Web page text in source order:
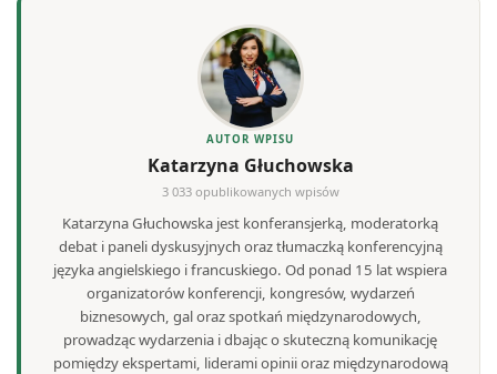
AUTOR WPISU
Katarzyna Głuchowska
3 033 opublikowanych wpisów
Katarzyna Głuchowska jest konferansjerką, moderatorką
debat i paneli dyskusyjnych oraz tłumaczką konferencyjną
języka angielskiego i francuskiego. Od ponad 15 lat wspiera
organizatorów konferencji, kongresów, wydarzeń
biznesowych, gal oraz spotkań międzynarodowych,
prowadząc wydarzenia i dbając o skuteczną komunikację
pomiędzy ekspertami, liderami opinii oraz międzynarodową